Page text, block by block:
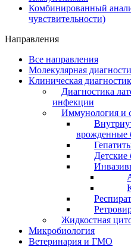
Комбинированный
чувствительности)
Направления
Все направления
Молекулярная
Клиническая
Диагностика
инфекции
Иммунология и
врожденные
Детские
Жидкостная
Микробиология
Ветеринария и ГМО